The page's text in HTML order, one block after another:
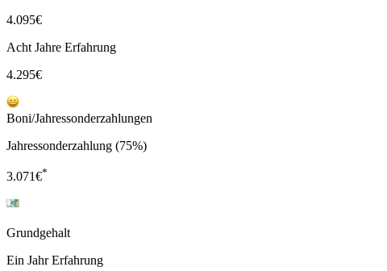
4.095€
Acht Jahre Erfahrung
4.295€
Boni/Jahressonderzahlungen
Jahressonderzahlung (75%)
3.071€*
Grundgehalt
Ein Jahr Erfahrung